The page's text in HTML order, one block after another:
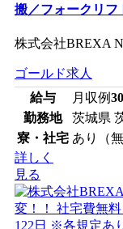
搬／フォークリフ
株式会社BREXA
ゴールド求人
給与
月収例
勤務地
茨城県
寮・社宅 あり（無
詳しく
見る